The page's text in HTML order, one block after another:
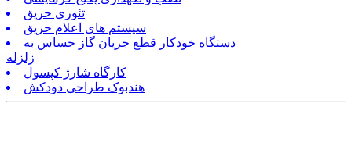
تئوری حریق
سیستم های اعلام حریق
دستگاه خودکار قطع جریان گاز حساس به
زلزله
کارگاه شارژ کپسول
هندبوک طراحی دودکش